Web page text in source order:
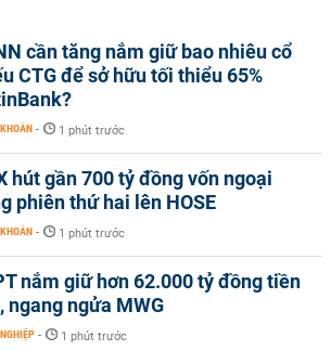
cần tăng nắm giữ bao nhiêu cổ
CTG để sở hữu tối thiểu 65%
- 1 phút trước
hút gần 700 tỷ đồng vốn ngoại
phiên thứ hai lên HOSE
- 1 phút trước
nắm giữ hơn 62.000 tỷ đồng tiền
ngang ngửa MWG
- 1 phút trước